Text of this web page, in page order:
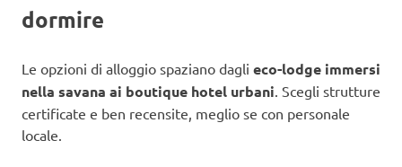
dormire
Le opzioni di alloggio spaziano dagli eco-lodge immersi
nella savana ai boutique hotel urbani . Scegli strutture
certificate e ben recensite, meglio se con personale
locale.